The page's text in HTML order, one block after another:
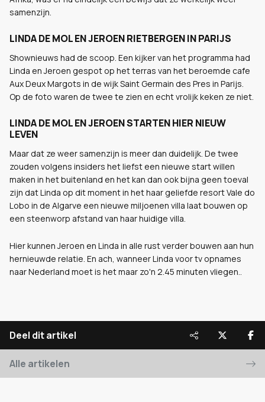
samenzijn.
LINDA DE MOL EN JEROEN RIETBERGEN IN PARIJS
Shownieuws had de scoop. Een kijker van het programma had
Linda en Jeroen gespot op het terras van het beroemde cafe
Aux Deux Margots in de wijk Saint Germain des Pres in Parijs.
Op de foto waren de twee te zien en echt vrolijk keken ze niet.
LINDA DE MOL EN JEROEN STARTEN HIER NIEUW
LEVEN
Maar dat ze weer samenzijn is meer dan duidelijk. De twee
zouden volgens insiders het liefst een nieuwe start willen
maken in het buitenland en het kan dan ook bijna geen toeval
zijn dat Linda op dit moment in het haar geliefde resort Vale do
Lobo in de Algarve een nieuwe miljoenen villa laat bouwen op
een steenworp afstand van haar huidige villa.
Hier kunnen Jeroen en Linda in alle rust verder bouwen aan hun
hernieuwde relatie. En ach, wanneer Linda voor tv opnames
naar Nederland moet is het maar zo'n 2.45 minuten vliegen..
Deel dit artikel
Alle artikelen